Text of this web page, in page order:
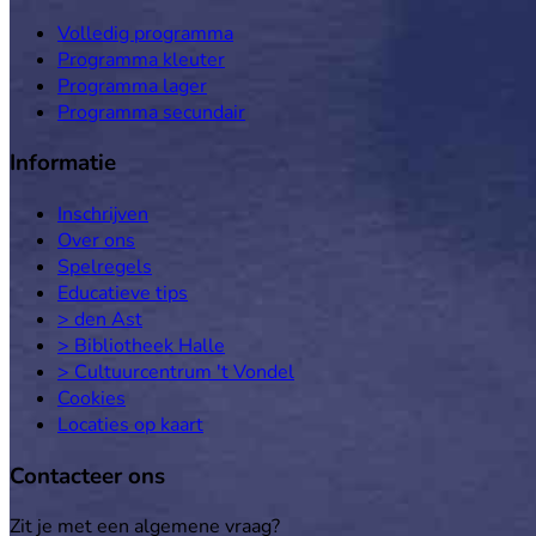
Volledig programma
Programma kleuter
Programma lager
Programma secundair
Informatie
Inschrijven
Over ons
Spelregels
Educatieve tips
> den Ast
> Bibliotheek Halle
> Cultuurcentrum 't Vondel
Cookies
Locaties op kaart
Contacteer ons
Zit je met een algemene vraag?